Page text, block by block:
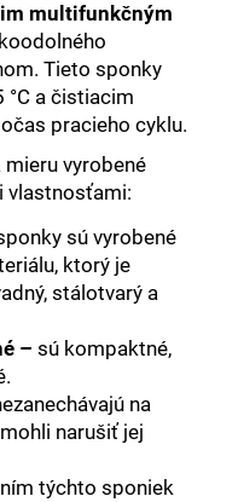
multifunkčným
Tieto sponky
a čistiacim
pracieho cyklu.
mieru vyrobené
vlastnosťami:
sú vyrobené
ktorý je
stálotvarý a
– sú kompaktné,
na
narušiť jej
týchto sponiek